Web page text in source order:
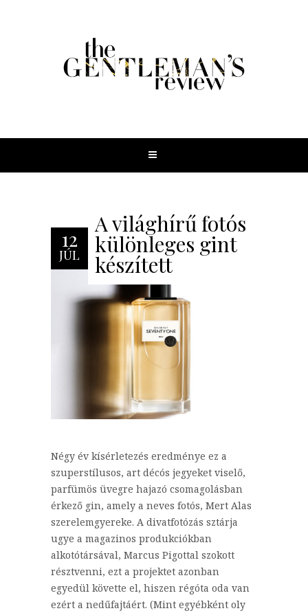
12
JÚL
A világhírű fotós
különleges gint
készített
Négy év kísérletezés eredménye ez a
szuperstílusos, art décós jegyeket viselő,
parfümös üvegre hajazó csomagolásban
érkező gin, amely a neves fotós, Mert Alas
szerelemgyereke. A divatfotózás sztárja
ugye a magazinos produkciókban
alkotótársával, Marcus Pigottal szokott
résztvenni, ezt a projektet azonban
egyedül követte el, hiszen régóta oda van
ezért a nedűfajtáért. (Mint egyébként oly